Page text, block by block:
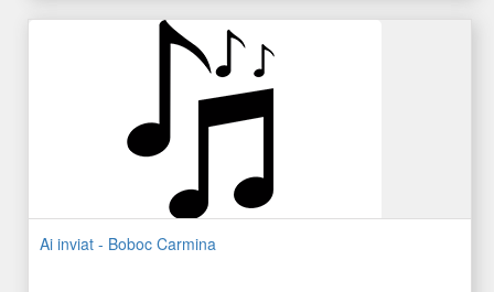
Ai inviat - Boboc Carmina